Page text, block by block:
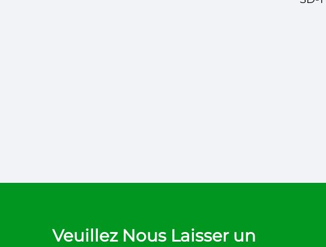
Veuillez Nous Laisser un